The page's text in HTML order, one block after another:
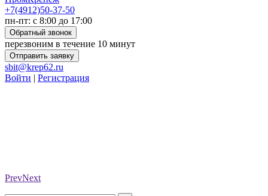
+7(4912)50-37-50
пн-пт: с 8:00 до 17:00
Обратный звонок
перезвоним в течение 10 минут
Отправить заявку
sbit@krep62.ru
Войти | Регистрация
PrevNext